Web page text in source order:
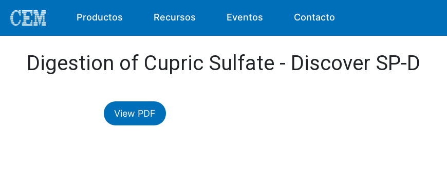
Productos Recursos Eventos Contacto
Digestion of Cupric Sulfate - Discover SP-D
View PDF